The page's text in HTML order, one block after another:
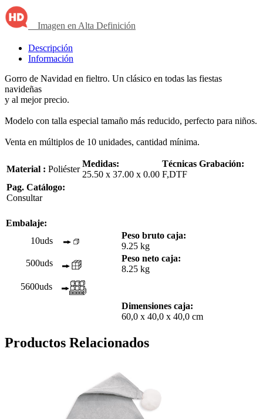
Imagen en Alta Definición
Descripción
Información
Gorro de Navidad en fieltro. Un clásico en todas las fiestas
navideñas
y al mejor precio.
Modelo con talla especial tamaño más reducido, perfecto para niños.
Venta en múltiplos de 10 unidades, cantidad mínima.
Material : Poliéster
Medidas:
25.50 x 37.00 x 0.00
Técnicas Grabación:
F,DTF
Pag. Catálogo:
Consultar
Embalaje:
10uds
Peso bruto caja:
9.25 kg
500uds
Peso neto caja:
8.25 kg
5600uds
Dimensiones caja:
60,0 x 40,0 x 40,0 cm
Productos Relacionados